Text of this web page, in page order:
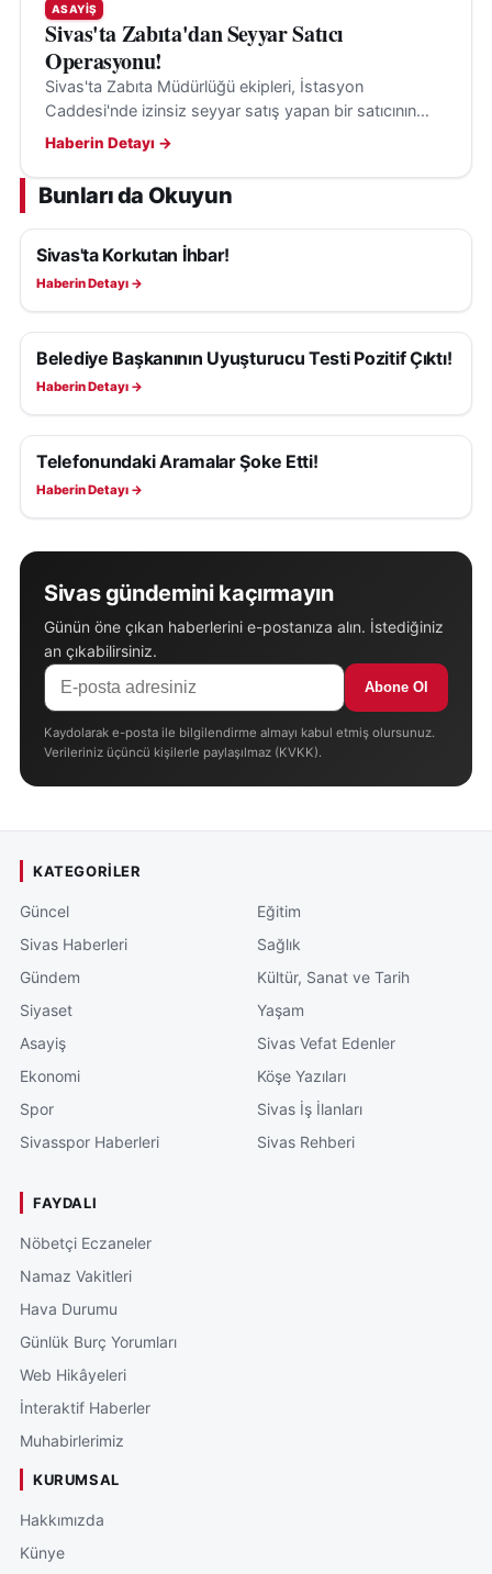
ASAYIŞ
Sivas'ta Zabıta'dan Seyyar Satıcı
Operasyonu!
Sivas'ta Zabıta Müdürlüğü ekipleri, İstasyon
Caddesi'nde izinsiz seyyar satış yapan bir satıcının
tezgâhını kaldırarak denetimlerini sürdürüyor.
Haberin Detayı →
Bunları da Okuyun
ASAYIŞ
Sivas'ta Korkutan İhbar!
Haberin Detayı →
ASAYIŞ
Belediye Başkanının Uyuşturucu Testi Pozitif Çıktı!
Haberin Detayı →
ASAYIŞ
Telefonundaki Aramalar Şoke Etti!
Haberin Detayı →
Sivas gündemini kaçırmayın
Günün öne çıkan haberlerini e-postanıza alın. İstediğiniz
an çıkabilirsiniz.
Abone Ol
Kaydolarak e-posta ile bilgilendirme almayı kabul etmiş olursunuz.
Verileriniz üçüncü kişilerle paylaşılmaz (KVKK).
KATEGORILER
Güncel
Sivas Haberleri
Gündem
Siyaset
Asayiş
Ekonomi
Spor
Sivasspor Haberleri
Eğitim
Sağlık
Kültür, Sanat ve Tarih
Yaşam
Sivas Vefat Edenler
Köşe Yazıları
Sivas İş İlanları
Sivas Rehberi
FAYDALI
Nöbetçi Eczaneler
Namaz Vakitleri
Hava Durumu
Günlük Burç Yorumları
Web Hikâyeleri
İnteraktif Haberler
Muhabirlerimiz
KURUMSAL
Hakkımızda
Künye